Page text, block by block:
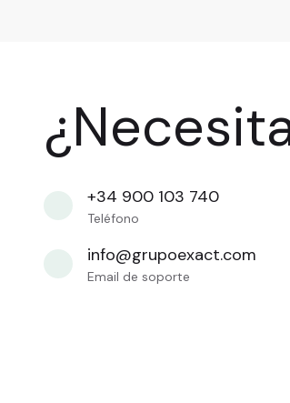
+34 900 103 740
Teléfono
info@grupoexact.com
Email de soporte